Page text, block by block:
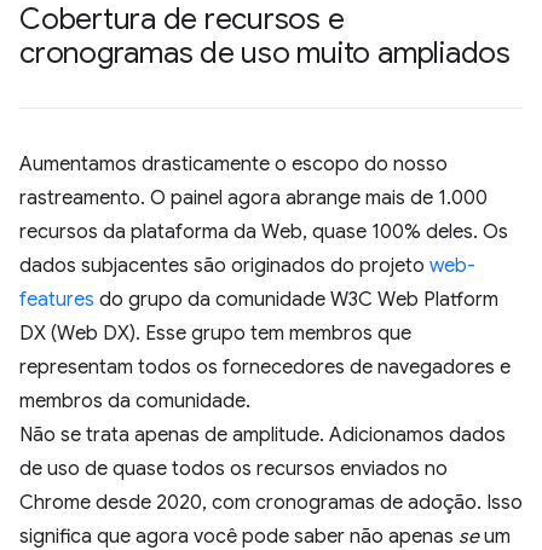
Cobertura de recursos e
cronogramas de uso muito ampliados
Aumentamos drasticamente o escopo do nosso
rastreamento. O painel agora abrange mais de 1.000
recursos da plataforma da Web, quase 100% deles. Os
dados subjacentes são originados do projeto web-
features do grupo da comunidade W3C Web Platform
DX (Web DX). Esse grupo tem membros que
representam todos os fornecedores de navegadores e
membros da comunidade.
Não se trata apenas de amplitude. Adicionamos dados
de uso de quase todos os recursos enviados no
Chrome desde 2020, com cronogramas de adoção. Isso
significa que agora você pode saber não apenas seum